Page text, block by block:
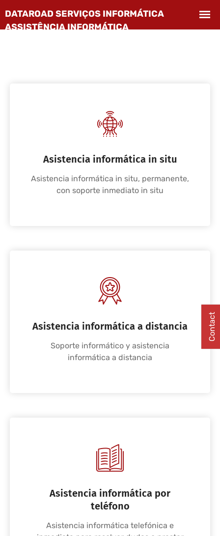
Asistencia informática in situ
Asistencia informática in situ, permanente,
con soporte inmediato in situ
Asistencia informática a distancia
Soporte informático y asistencia
informática a distancia
Asistencia informática por
teléfono
Asistencia informática telefónica e
Contact